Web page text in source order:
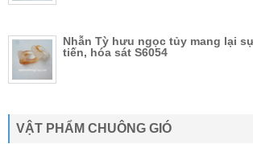
Nhẫn Tỳ hưu ngọc tủy mang lại
tiến, hóa sát S6054
VẬT PHẨM CHUÔNG GIÓ